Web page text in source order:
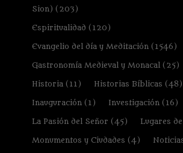
Sion) (203)
Espiritualidad (120)
Evangelio del día y Meditación (1546)
Gastronomía Medieval y Monacal (25)
Historia (11) Historias Bíblicas (48)
Inauguración (1) Investigación (16)
La Pasión del Señor (45) Lugares
Monumentos y Ciudades (4)